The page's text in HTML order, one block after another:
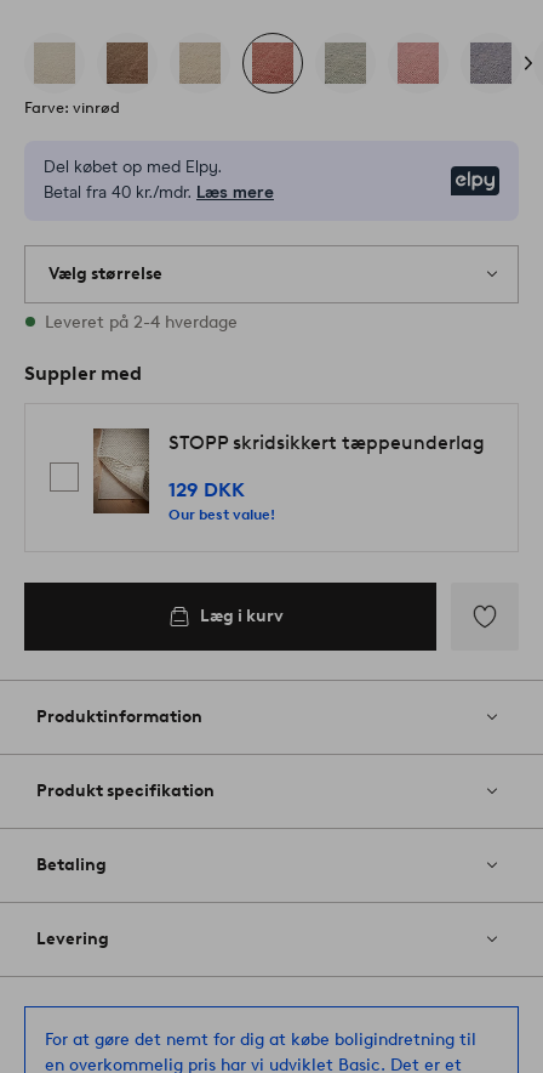
Farve: vinrød
Del købet op med Elpy.
Betal fra 40 kr./mdr. Læs mere
Vælg størrelse
Alle størrelser er på lager
Leveret på 2-4 hverdage
Suppler med
STOPP skridsikkert tæppeunderlag
129 DKK
Our best value!
Læg i kurv
til
Produktinformation
Produkt specifikation
Betaling
Levering
For at gøre det nemt for dig at købe boligindretning til
en overkommelig pris har vi udviklet Basic. Det er et